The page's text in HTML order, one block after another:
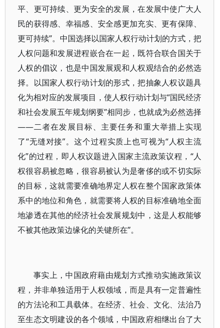
平、更可持续、更为安全的发展，在发展中使广大人
民的获得感、幸福感、安全感更加充实、更有保障、
更可持续”。中国选择以国家人权行动计划的方式，把
人权问题和发展进程嵌合在一起，既符合联合国关于
人权的倡议，也是中国发展观和人权观结合的必然选
择。以国家人权行动计划的形式，把抽象人权议题具
化为相对应的发展项目，使人权行动计划与“国民经济
和社会发展五年规划纲要”相同步，也就成为必然选择
——二者在发展目标、主要任务和重大举措上实现
了“无缝对接”。这个过程实质上也可视为“人权主流
化”的过程，即人权议题进入国家主流政策议程，“人
权很容易被忽略，很容易被认为是奢侈的或不切实际
的目标，这就需要准确地界定人权在整个国家政策体
系中的地位和角色，就需要将人权的目标准确地全面
地渗透在其他的经济社会发展规划中，这是人权能够
不被其他政策边缘化的关键所在”。
事实上，中国政府藉由规划方式推动实施政策议
程，并非单独适用于人权领域，而是具有一定普遍性
的方法论和工具载体。在经济、社会、文化、法治乃
至生态文明建设的各个领域，中国政府相继出台了大